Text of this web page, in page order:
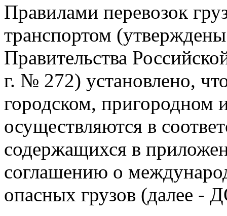
Правилами перевозок
транспортом
Правительства
г. № 272) установлено,
городском,
осуществляются в
содержащихся в
соглашению о
опасных грузов (далее -